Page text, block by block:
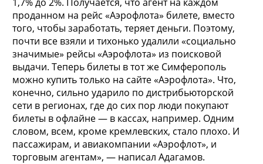
проданном на рейс «Аэрофлота» билете, вместо
того, чтобы заработать, теряет деньги. Поэтому,
почти все взяли и тихонько удалили «социально
значимые» рейсы «Аэрофлота» из поисковой
выдачи. Теперь билеты в тот же Симферополь
можно купить только на сайте «Аэрофлота». Что,
конечно, сильно ударило по дистрибьюторской
сети в регионах, где до сих пор люди покупают
билеты в офлайне — в кассах, например. Одним
словом, всем, кроме кремлевских, стало плохо. И
пассажирам, и авиакомпании «Аэрофлот», и
торговым агентам», — написал Адагамов.